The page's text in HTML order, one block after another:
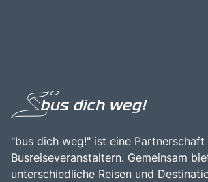
"bus dich weg!" ist eine
Busreiseveranstaltern. Gemeinsam
unterschiedliche Reisen und